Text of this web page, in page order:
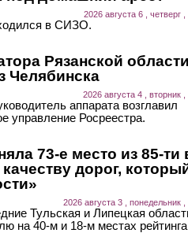
2026 августа 6 , четверг
в СИЗО.
Рязанской
Челябинска
2026 августа 4 , вторник
аппарата возглавил
управление Росреестра.
73-е место из 85-ти
дорог,
2026 августа 3 , понедельник ,
Тульская и Липецкая
на 40-м и 18-м местах